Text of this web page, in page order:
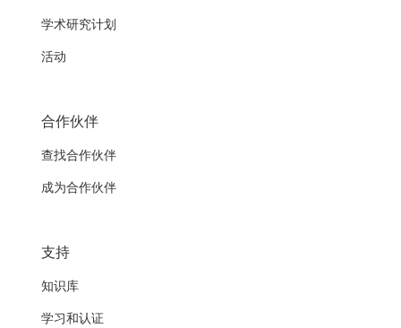
学术研究计划
活动
合作伙伴
查找合作伙伴
成为合作伙伴
支持
知识库
学习和认证